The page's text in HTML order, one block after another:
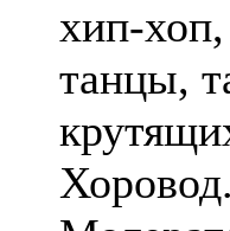
хип-
танцы,
Хоровод.